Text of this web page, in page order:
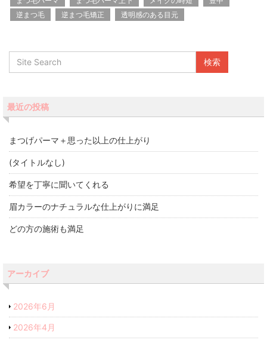
逆まつ毛
逆まつ毛矯正 透明感のある目元
最近の投稿
まつげパーマ＋思った以上の仕上がり
(タイトルなし)
希望を丁寧に聞いてくれる
眉カラーのナチュラルな仕上がりに満足
どの方の施術も満足
アーカイブ
2026年6月
2026年4月